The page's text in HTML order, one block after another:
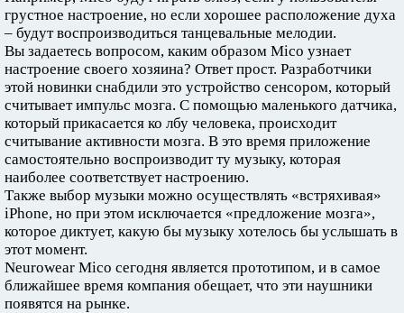
грустное настроение, но если хорошее расположение духа
– будут воспроизводиться танцевальные мелодии.
Вы задаетесь вопросом, каким образом Mico узнает
настроение своего хозяина? Ответ прост. Разработчики
этой новинки снабдили это устройство сенсором, который
считывает импульс мозга. С помощью маленького датчика,
который прикасается ко лбу человека, происходит
считывание активности мозга. В это время приложение
самостоятельно воспроизводит ту музыку, которая
наиболее соответствует настроению.
Также выбор музыки можно осуществлять «встряхивая»
iPhone, но при этом исключается «предложение мозга»,
которое диктует, какую бы музыку хотелось бы услышать в
этот момент.
Neurowear Mico сегодня является прототипом, и в самое
ближайшее время компания обещает, что эти наушники
появятся на рынке.